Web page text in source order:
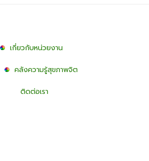
เกี่ยวกับหน่วยงาน
คลังความรู้สุขภาพจิต
ติดต่อเรา